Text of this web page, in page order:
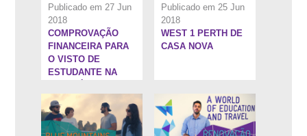
Publicado em 27 Jun
2018
COMPROVAÇÃO
FINANCEIRA PARA
O VISTO DE
ESTUDANTE NA
Publicado em 25 Jun
2018
WEST 1 PERTH DE
CASA NOVA
13:11''